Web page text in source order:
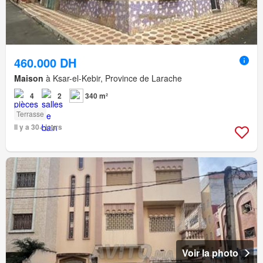
460.000 DH
Maison à Ksar-el-Kebir, Province de Larache
4 2 340 m²
Terrasse
Il y a 30+ jours
Voir la photo